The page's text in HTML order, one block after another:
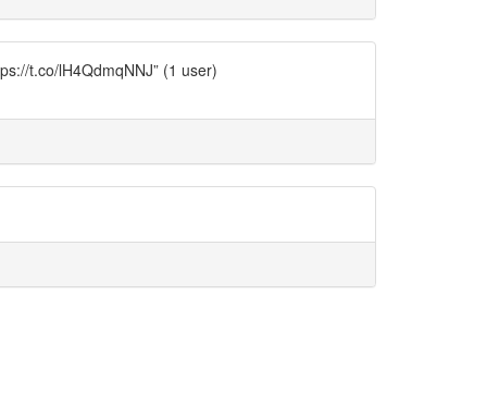
t.co/lH4QdmqNNJ” (1 user)